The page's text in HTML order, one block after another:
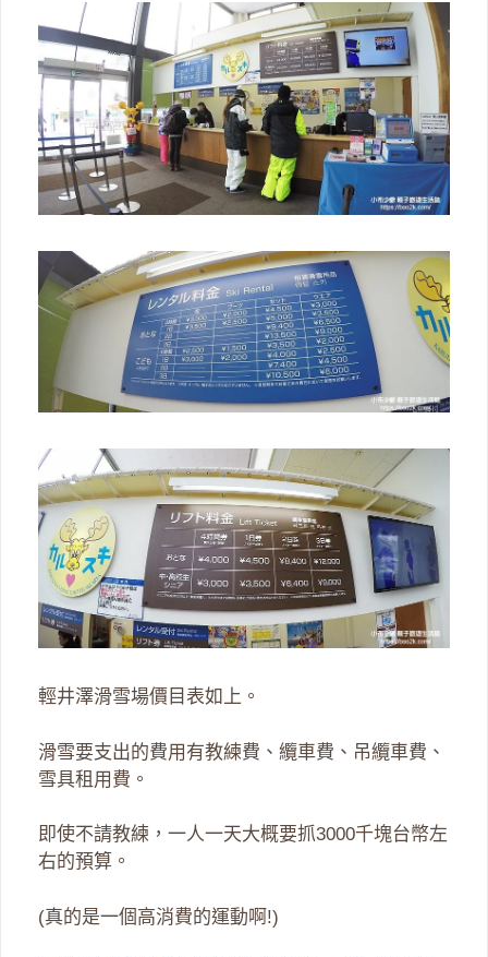
輕井澤滑雪場價目表如上。
滑雪要支出的費用有教練費、纜車費、吊纜車費、
雪具租用費。
即使不請教練，一人一天大概要抓3000千塊台幣左
右的預算。
(真的是一個高消費的運動啊!)